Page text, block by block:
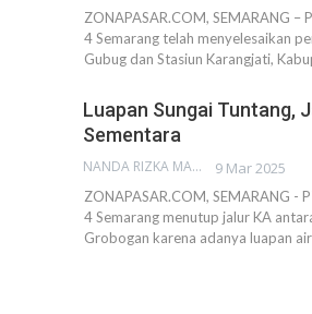
ZONAPASAR.COM, SEMARANG
4 Semarang telah menyelesaikan
Gubug dan Stasiun Karangjati,
Luapan Sungai Tuntang,
Sementara
NANDA RIZKA MAHENDRA 9 Mar 2025
ZONAPASAR.COM, SEMARANG -
4 Semarang menutup jalur KA
Grobogan karena adanya luapan